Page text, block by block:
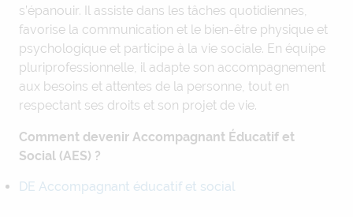
s’épanouir. Il assiste dans les tâches quotidiennes,
favorise la communication et le bien-être physique et
psychologique et participe à la vie sociale. En équipe
pluriprofessionnelle, il adapte son accompagnement
aux besoins et attentes de la personne, tout en
respectant ses droits et son projet de vie.
Comment devenir Accompagnant Éducatif et
Social (AES) ?
DE Accompagnant éducatif et social